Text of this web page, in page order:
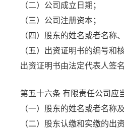
（二）公司成立日期；
（三）公司注册资本；
（四）股东的姓名或者名称
（五）出资证明书的编号和
出资证明书由法定代表人签
第五十六条 有限责任公司应
（一）股东的姓名或者名称
（二）股东认缴和实缴的出